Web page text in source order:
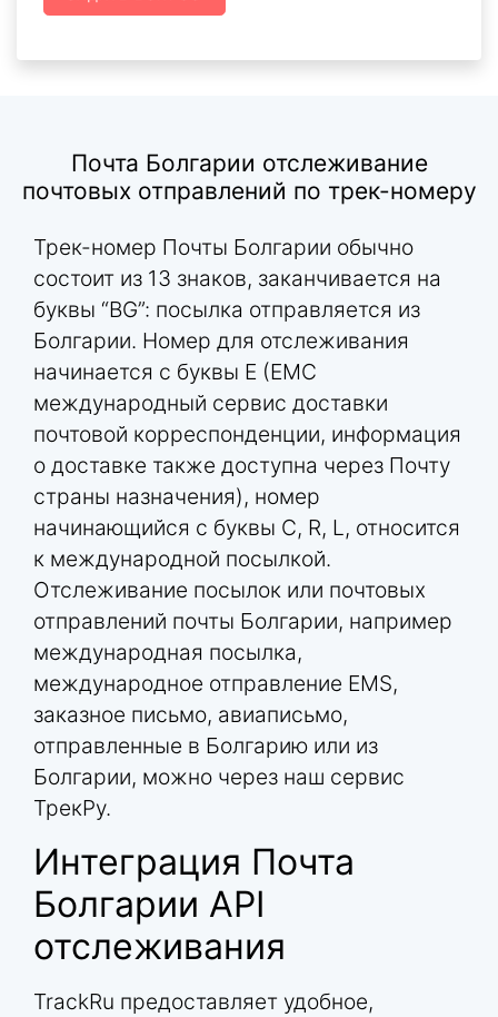
Почта Болгарии отслеживание
почтовых отправлений по трек-номеру
Трек-номер Почты Болгарии обычно
состоит из 13 знаков, заканчивается на
буквы “BG”: посылка отправляется из
Болгарии. Номер для отслеживания
начинается с буквы E (ЕМС
международный сервис доставки
почтовой корреспонденции, информация
о доставке также доступна через Почту
страны назначения), номер
начинающийся с буквы C, R, L, относится
к международной посылкой.
Отслеживание посылок или почтовых
отправлений почты Болгарии, например
международная посылка,
международное отправление EMS,
заказное письмо, авиаписьмо,
отправленные в Болгарию или из
Болгарии, можно через наш сервис
ТрекРу.
Интеграция Почта
Болгарии API
отслеживания
TrackRu предоставляет удобное,